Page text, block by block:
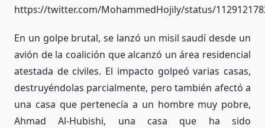
https://twitter.com/MohammedHojily/status/
En un golpe brutal, se lanzó un misil saudí desde un
avión de la coalición que alcanzó un área residencial
atestada de civiles. El impacto golpeó varias casas,
destruyéndolas parcialmente, pero también afectó a
una casa que pertenecía a un hombre muy pobre,
Ahmad Al-Hubishi, una casa que ha sido